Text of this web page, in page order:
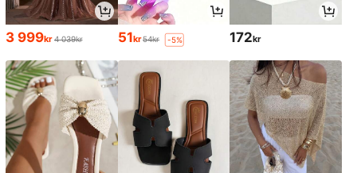
3 999kr 4 039kr 51kr54kr -5% 172kr